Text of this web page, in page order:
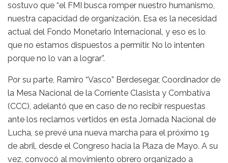
sostuvo que “el FMI busca romper nuestro humanismo,
nuestra capacidad de organización. Esa es la necesidad
actual del Fondo Monetario Internacional, y eso es lo
que no estamos dispuestos a permitir. No lo intenten
porque no lo van a lograr”.
Por su parte, Ramiro “Vasco” Berdesegar, Coordinador de
la Mesa Nacional de la Corriente Clasista y Combativa
(CCC), adelantó que en caso de no recibir respuestas
ante los reclamos vertidos en esta Jornada Nacional de
Lucha, se prevé una nueva marcha para el próximo 19
de abril, desde el Congreso hacia la Plaza de Mayo. A su
vez, convocó al movimiento obrero organizado a